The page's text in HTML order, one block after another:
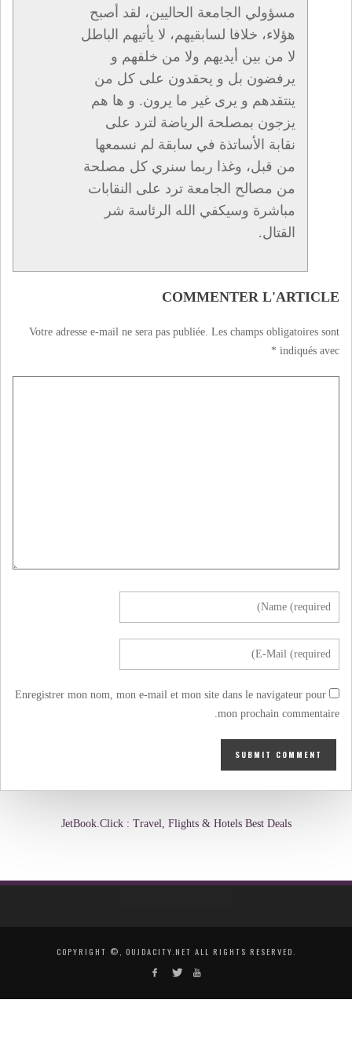
مسؤولي الجامعة الحاليين، لقد أصبح
هؤلاء، خلافا لسابقيهم، لا يأتيهم الباطل
لا من بين أيديهم ولا من خلفهم و
يرفضون بل و يحقدون على كل من
ينتقدهم و يرى غير ما يرون. و ها هم
يزجون بمصلحة الرياضة لترد على
نقابة الأساتذة في سابقة لم نسمعها
من قبل، وغذا ربما سنري كل مصلحة
من مصالح الجامعة ترد على النقابات
مباشرة وسيكفي الله الرئاسة شر
القتال.
COMMENTER L'ARTICLE
Votre adresse e-mail ne sera pas publiée. Les champs obligatoires sont
indiqués avec
*
Enregistrer mon nom, mon e-mail et mon site dans le navigateur pour
mon prochain commentaire.
JetBook.Click : Travel, Flights & Hotels Best Deals
COPYRIGHT ©, OUJDACITY.NET ALL RIGHTS RESERVED.